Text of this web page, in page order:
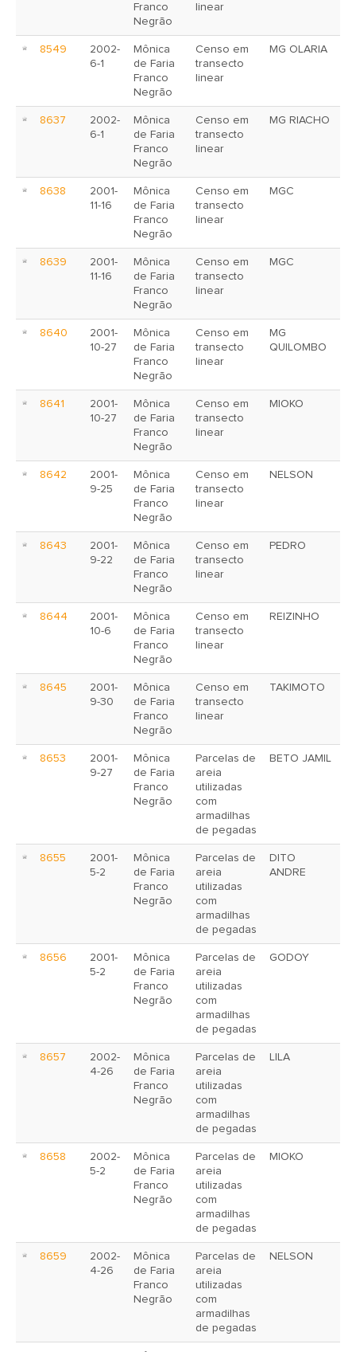
Franco
Negrão
linear
8549
2002-
6-1
Mônica
de Faria
Franco
Negrão
Censo em
transecto
linear
MG OLARIA
8637
2002-
6-1
Mônica
de Faria
Franco
Negrão
Censo em
transecto
linear
MG RIACHO
8638
2001-
11-16
Mônica
de Faria
Franco
Negrão
Censo em
transecto
linear
MGC
8639
2001-
11-16
Mônica
de Faria
Franco
Negrão
Censo em
transecto
linear
MGC
8640
2001-
10-27
Mônica
de Faria
Franco
Negrão
Censo em
transecto
linear
MG
QUILOMBO
8641
2001-
10-27
Mônica
de Faria
Franco
Negrão
Censo em
transecto
linear
MIOKO
8642
2001-
9-25
Mônica
de Faria
Franco
Negrão
Censo em
transecto
linear
NELSON
8643
2001-
9-22
Mônica
de Faria
Franco
Negrão
Censo em
transecto
linear
PEDRO
8644
2001-
10-6
Mônica
de Faria
Franco
Negrão
Censo em
transecto
linear
REIZINHO
8645
2001-
9-30
Mônica
de Faria
Franco
Negrão
Censo em
transecto
linear
TAKIMOTO
8653
2001-
9-27
Mônica
de Faria
Franco
Negrão
Parcelas de
areia
utilizadas
com
armadilhas
de pegadas
BETO JAMIL
8655
2001-
5-2
Mônica
de Faria
Franco
Negrão
Parcelas de
areia
utilizadas
com
armadilhas
de pegadas
DITO
ANDRE
8656
2001-
5-2
Mônica
de Faria
Franco
Negrão
Parcelas de
areia
utilizadas
com
armadilhas
de pegadas
GODOY
8657
2002-
4-26
Mônica
de Faria
Franco
Negrão
Parcelas de
areia
utilizadas
com
armadilhas
de pegadas
LILA
8658
2002-
5-2
Mônica
de Faria
Franco
Negrão
Parcelas de
areia
utilizadas
com
armadilhas
de pegadas
MIOKO
8659
2002-
4-26
Mônica
de Faria
Franco
Negrão
Parcelas de
areia
utilizadas
com
armadilhas
de pegadas
NELSON